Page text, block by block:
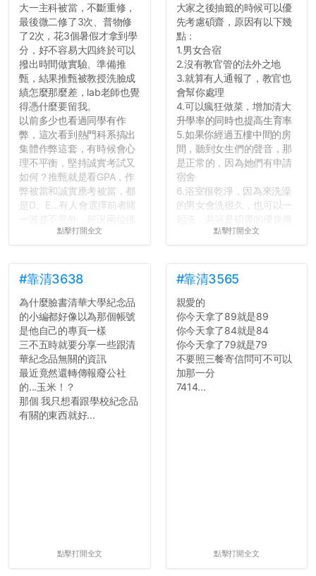
大一主科被當，不斷重修，
最後微二修了3次、普物修
了2次，花3個暑假才拿到學
分，好不容易大四終於可以
撥出時間做實驗、準備推
甄，結果推甄被教授洗臉成
績怎麼那麼差，lab老師也覺
得憑什麼要留我。
以前多少也看過同學有作
弊，這次看到熱門科系搞出
集體作弊這套，有時候會心
理不平衡，堅持誠實考試又
如何？推甄就是看GPA，作
弊被當和誠實應考被當，都
是D、E...有人會選擇前者賭
心教授看起來要輕輕放下
長作弊的風氣。
反正老人我明天就要搬離新
竹，之後如何發展與我無
關，就當最後一天發個牢騷
吧XD，祝學弟妹們修課順利
~~...
點擊打開全文
大家之後抽籤的時候可以優
先考慮碩齋，原因有以下幾
點：
1.男女合宿
2.沒有教官管的法外之地
3.就算有人通報了，教官也
會幫你處理
4.可以瘋狂做菜，增加清大
升學率的同時也提高生育率
5.如果你經過五樓中間的房
間，聽到女生們的聲音，那
是正常的，因為她們有申請
宿舍
6.浴室很乾淨，因為來洗澡
的男女會洗很久，也可以一
舍房間，都歡迎留言讓我知
道...
點擊打開全文
#靠清3638
為什麼臉書清華大學紀念品
的小編都好像以為那個帳號
是他自己的專頁一樣
三不五時就要分享一些跟清
華紀念品無關的資訊
最近竟然還轉傳報廢公社
的...玉米！？
那個 我只想看跟學校紀念品
有關的東西就好...
點擊打開全文
#靠清3565
親愛的
你今天拿了89就是89
你今天拿了84就是84
你今天拿了79就是79
不要照三餐寄信問可不可以
加那一分
7414...
點擊打開全文